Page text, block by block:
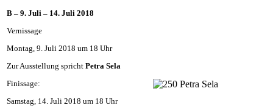
B – 9. Juli – 14. Juli 2018
Vernissage
Montag, 9. Juli 2018 um 18 Uhr
Zur Ausstellung spricht Petra Sela
Finissage:
Samstag, 14. Juli 2018 um 18 Uhr